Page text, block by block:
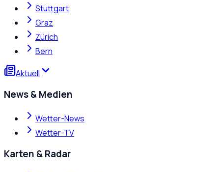
Stuttgart
Graz
Zürich
Bern
Aktuell
News & Medien
Wetter-News
Wetter-TV
Karten & Radar